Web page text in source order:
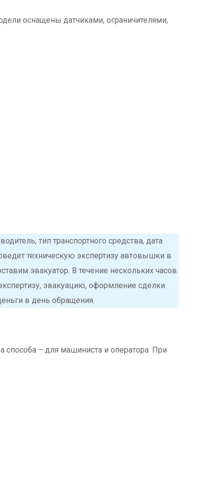
оснащены датчиками, ограничителями,
тип транспортного средства, дата
техническую экспертизу автовышки в
эвакуатор. В течение нескольких часов
эвакуацию, оформление сделки
в день обращения.
– для машиниста и оператора. При